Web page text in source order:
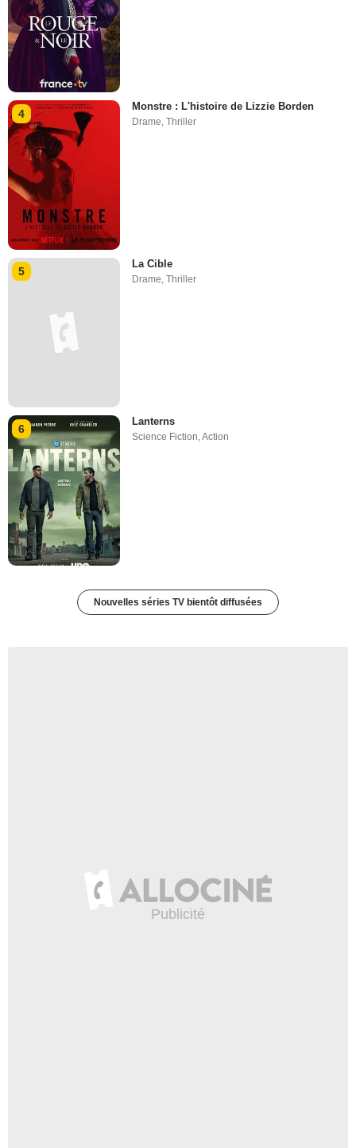
4
Monstre : L'histoire de Lizzie Borden
Drame ,Thriller
5
La Cible
Drame,Thriller
6
Lanterns
Science Fiction,Action
Nouvelles séries TV bientôt diffusées